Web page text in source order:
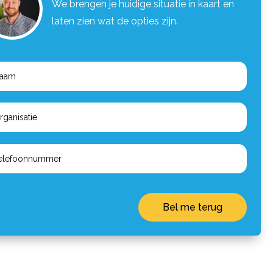
We brengen je huidige situatie in kaart en
laten zien wat de opties zijn.
Bel me terug